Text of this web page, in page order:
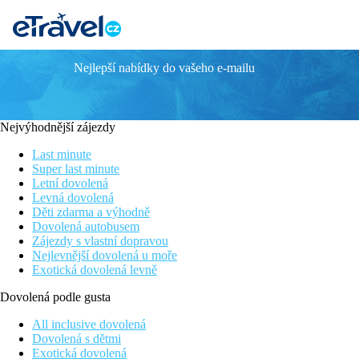
BELMARE
Po příjezdu do objektu jsou hosté uvítáni ve vstupní hale s
Vybavení pokoje
Pokoje mají klimatizaci a koupelnu. Většina pokojů má balkón
ledničku a varnou konvici/kávovar. Na pokoji je připojení k
vlasů.
Sport/zábava
Součástí hotelu je bazén. Hosté mohou odpočívat na slunné
placené aktivity patří kulečník.
Stravování
Lze objednat all inclusive.
Pláž
Hotel se nachází cca 200 m od pláže.
Nejlepší nabídky do vašeho e-mailu
Nejvýhodnější zájezdy
Last minute
Super last minute
Letní dovolená
Levná dovolená
Děti zdarma a výhodně
Dovolená autobusem
Zájezdy s vlastní dopravou
Nejlevnější dovolená u moře
Exotická dovolená levně
Dovolená podle gusta
All inclusive dovolená
Dovolená s dětmi
Exotická dovolená